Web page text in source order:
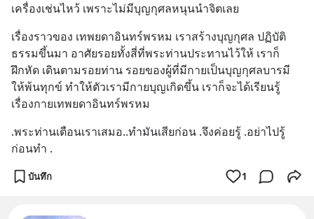
เครื่องเช่นไหว้ เพราะไม่มีบุญกุศลหนุนนำจิตเลย
เรื่องราวของ เทพยดาอินทร์พรหม เราสร้างบุญกุศล ปฏิบัติ
ธรรมขึ้นมา อาศัยรอยทั้งสี่ที่พระท่านประทานไว้ให้ เราก็
ฝึกหัด เดินตามรอยท่าน รอยของผู้ที่มีกายเป็นบุญกุศลบารมี
ให้พ้นทุกข์ ทำให้ตัวเรามีกายบุญเกิดขึ้น เราก็จะได้เรียนรู้
เรื่องกายเทพยดาอินทร์พรหม
.พระท่านเตือนเราเสมอ..ทำมันเสียก่อน .จึงค่อยรู้ .อย่าไปรู้
ก่อนทำ .
บันทึก 1